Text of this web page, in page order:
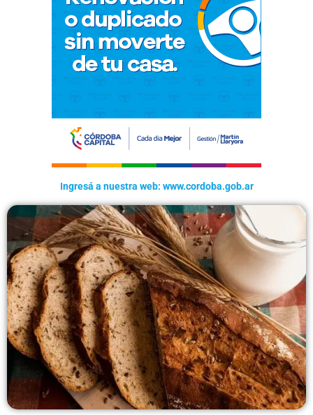
Ingresá a nuestra web: www.cordoba.gob.ar